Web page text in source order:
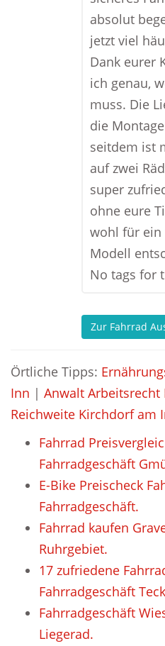
absolut
jetzt viel
Dank eurer
ich genau,
muss. Die
die
seitdem ist
auf zwei
super
ohne eure
wohl für ein
Modell
No tags for
Zur Fahrrad
Örtliche Tipps:
Inn | Anwalt
Reichweite Kirchdorf am
Fahrrad
Fahrradgeschäft
E-Bike Preischeck
Fahrradgeschäft.
Fahrrad kaufen
Ruhrgebiet.
17 zufriedene
Fahrradgeschäft
Fahrradgeschäft
Liegerad.